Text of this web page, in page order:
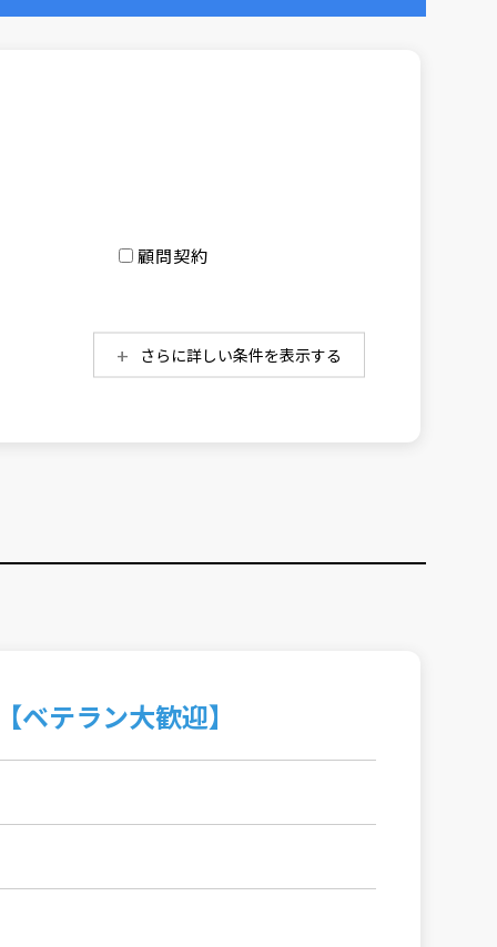
顧問契約
さらに詳しい条件を表示する
テラン大歓迎】